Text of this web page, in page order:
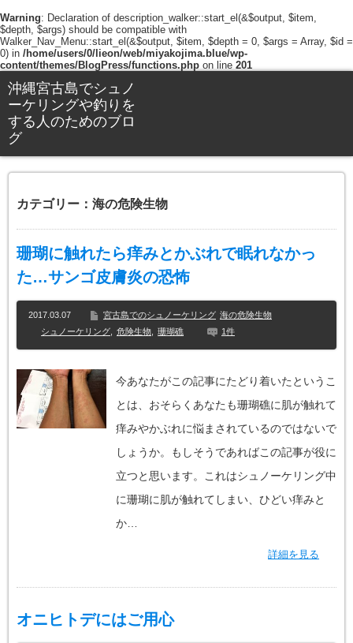
Warning: Declaration of description_walker::start_el(&$output, $item,
$depth, $args) should be compatible with
Walker_Nav_Menu::start_el(&$output, $item, $depth = 0, $args = Array, $id =
0) in /home/users/0/lieon/web/miyakojima.blue/wp-
content/themes/BlogPress/functions.php on line 201
沖縄宮古島でシュノ
ーケリングや釣りを
する人のためのブロ
グ
カテゴリー：海の危険生物
珊瑚に触れたら痒みとかぶれで眠れなかっ
た…サンゴ皮膚炎の恐怖
2017.03.07 宮古島でのシュノーケリング 海の危険生物
シュノーケリング
危険生物 珊瑚礁 1件
今あなたがこの記事にたどり着いたというこ
とは、おそらくあなたも珊瑚礁に肌が触れて
痒みやかぶれに悩まされているのではないで
しょうか。もしそうであればこの記事が役に
立つと思います。これはシュノーケリング中
に珊瑚に肌が触れてしまい、ひどい痒みと
か…
詳細を見る
オニヒトデにはご用心